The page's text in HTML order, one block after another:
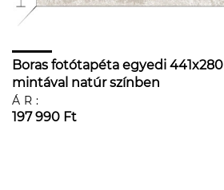
Boras fotótapéta egyedi
mintával natúr színben
ÁR:
197 990 Ft